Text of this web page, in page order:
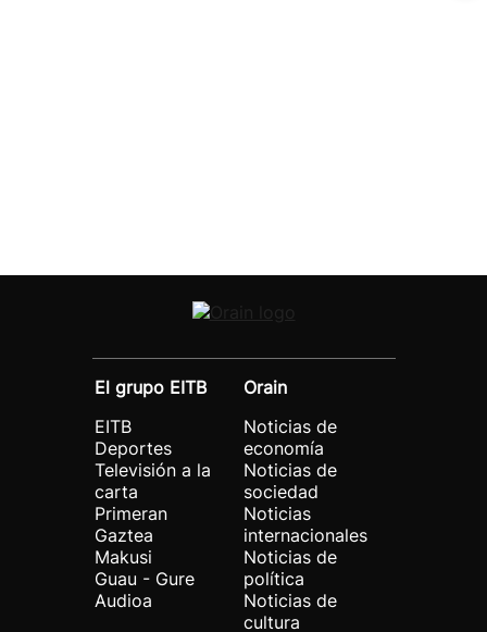
El grupo EITB
EITB
Deportes
Televisión a la
carta
Primeran
Gaztea
Makusi
Guau - Gure
Audioa
Orain
Noticias de
economía
Noticias de
sociedad
Noticias
internacionales
Noticias de
política
Noticias de
cultura